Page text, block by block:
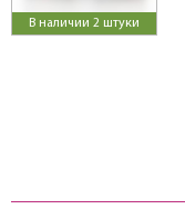
В наличии 2 штуки